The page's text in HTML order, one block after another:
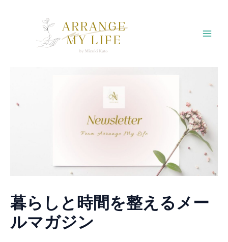
暮らしと時間を整えるメー
ルマガジン